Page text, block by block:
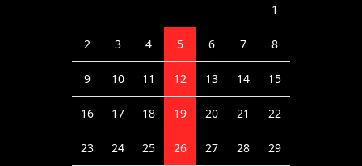
1
2 3 4 5 6 7 8
9 10 11 12 13 14 15
16 17 18 19 20 21 22
23 24 25 26 27 28 29